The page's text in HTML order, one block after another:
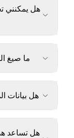
هل يمكنني
ما صيغ
هل بيانات
هل تساعد